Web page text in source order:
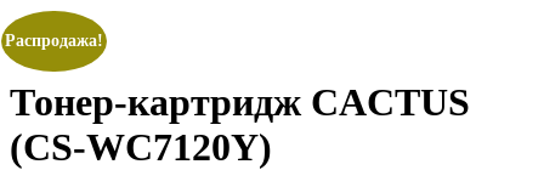
Распродажа!
Тонер-картридж CACTUS
(CS-WC7120Y)